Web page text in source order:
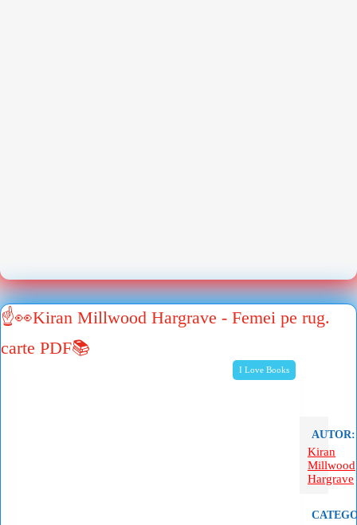
I Love Books
☝👀Kiran Millwood Hargrave - Femei pe rug.
carte PDF📚
AUTOR:
Kiran
Millwood
Hargrave